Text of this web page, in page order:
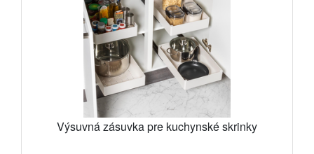
Výsuvná zásuvka pre kuchynské skrinky